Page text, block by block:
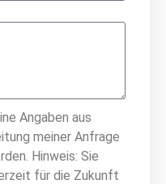
Angaben aus
meiner Anfrage
Hinweis: Sie
für die Zukunft